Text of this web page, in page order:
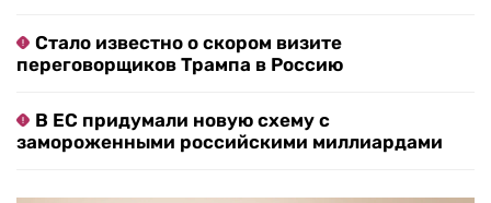
Стало известно о скором визите
переговорщиков Трампа в Россию
В ЕС придумали новую схему с
замороженными российскими миллиардами